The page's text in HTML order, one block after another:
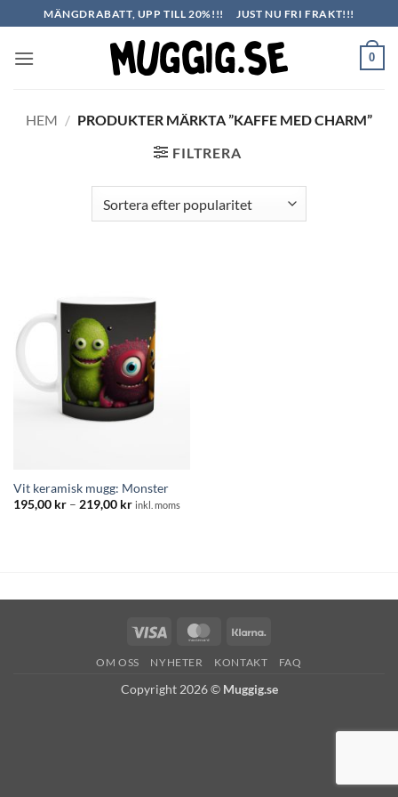
to
content
MÄNGDRABATT, UPP TILL 20%!!! JUST NU FRI FRAKT!!!
0
HEM / PRODUKTER MÄRKTA ”KAFFE MED CHARM”
FILTRERA
Vit keramisk mugg: Monster
195,00 kr – 219,00 krPrisintervall:
inkl. moms
Visa MasterCard
OM OSS NYHETER KONTAKT FAQ
Copyright 2026 © Muggig.se